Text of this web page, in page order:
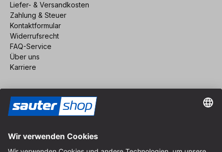
Liefer- & Versandkosten
Zahlung & Steuer
Kontaktformular
Widerrufsrecht
FAQ-Service
Über uns
Karriere